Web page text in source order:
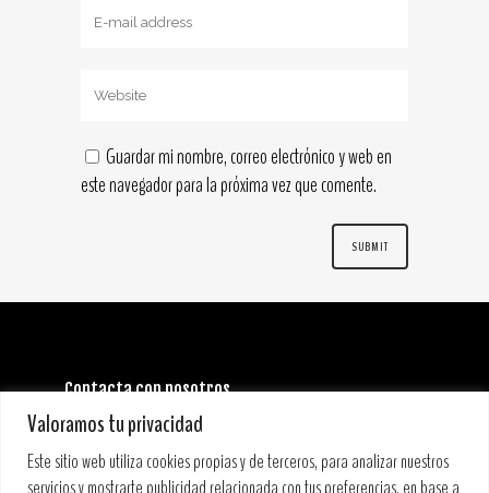
Valoramos tu privacidad
Este sitio web utiliza cookies propias y de terceros, para analizar nuestros
servicios y mostrarte publicidad relacionada con tus preferencias, en base a
Guardar mi nombre, correo electrónico y web en
este navegador para la próxima vez que comente.
Contacta con nosotros
INFORMACIÓN GENERAL:
info@stoneandmusicfestival.com
PRENSA:
prensa@stoneandmusicfestival.com